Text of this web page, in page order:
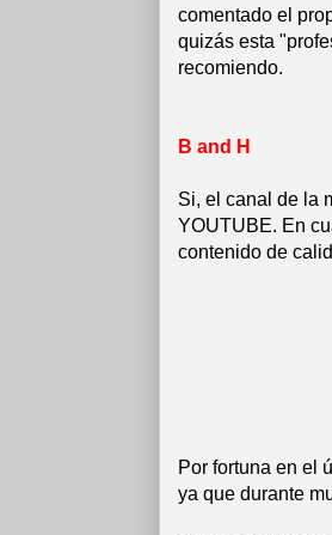
comentado el
quizás esta
recomiendo.
B and H
Si, el canal de la
YOUTUBE. En
contenido de
Por fortuna en el
ya que durante